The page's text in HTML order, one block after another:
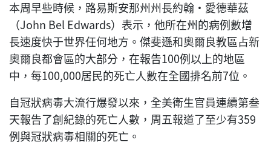
本周早些時候，路易斯安那州州長約翰·愛德華茲
（John Bel Edwards）表示，他所在州的病例數增
長速度快于世界任何地方。傑斐遜和奧爾良教區占新
奧爾良都會區的大部分，在報告100例以上的地區
中，每100,000居民的死亡人數在全國排名前7位。
自冠狀病毒大流行爆發以來，全美衛生官員連續第叁
天報告了創紀錄的死亡人數，周五報道了至少有359
例與冠狀病毒相關的死亡。